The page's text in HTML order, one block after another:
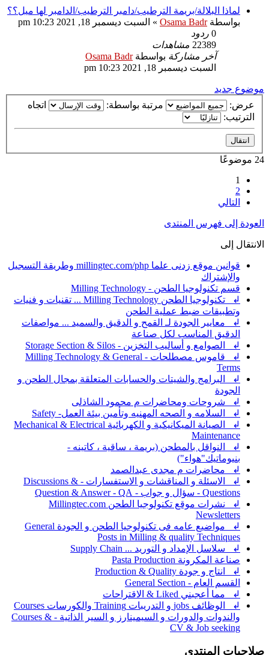
لماذا البلالة/بريمة الترطيب/دامبر الترطيب/الدامبر لها ميل؟؟
بواسطةOsama Badr
» السبت ديسمبر 18, 2021 10:23 pm
0 ردود
22389 مشاهدات
آخر مشاركة بواسطةOsama Badr
السبت ديسمبر 18, 2021 10:23 pm
موضوع جديد
عرض:
مرتبة بواسطة:
اتجاه
الترتيب:
24 موضوعًا
1
2
التالي
العودة إلى فهرس المنتدى
الانتقال إلى
قوانين موقع زدنى علما millingtec.com/php وطريقة التسجيل
والإشتراك
قسم تكنولوجيا الطحن - Milling Technology
↲ تكنولوجيا الطحن Milling Technology ... تقنيات و فنيات
وتطبيقات ضبط عملية الطحن
↲ معايير الجودة لـ القمح و الدقيق والسميد ... مواصفات
الدقيق المناسب لكل صناعة
↲ الصوامع و أساليب التخزين - Storage Section & Silos
↲ قاموس مصطلحات - Milling Technology & General
Terms
↲ البرامج والشيتات والحسابات المتعلقة بمجال الطحن و
الجودة
↲ شروحات ومحاضرات م محمود الشاذلى
↲ السلامه و الصحه المهنيه وتأمين بيئة العمل- Safety
↲ الصيانة الميكانيكية و الكهربائية Mechanical & Electrical
Maintenance
↲ النواقل بالمطحن (بريمة ، ساقية ، كاتينه -
بنيوماتيك"هواء")
↲ محاضرات م مجدى عبدالصمد
↲ الاسئلة و المناقشات و الاستفسارات - Discussions &
Questions - سؤال و جواب - Question & Answer - QA
↲ نشرات موقع تكنولوجيا الطحن Millingtec.com
Newsletters
↲ مواضيع عامه فى تكنولوجيا الطحن و الجودة General
Posts in Milling & quality Techniques
↲ سلاسل الإمداد و التوريد ... Supply Chain
صناعة المكرونة Pasta Production
↲ انتاج و جودة Production & Quality
القسم العام - General Section
↲ مما أعجبني Liked & الاقتراحات
↲ الوظائف jobs و التدريبات Training والكورسات Courses
والندوات والدورات و السيمينارز و السير الذاتية - Courses &
CV & Job seeking
صلاحيات المنتدى